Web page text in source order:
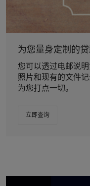
为您量身定制的
您可以透过电邮说
照片和现有的文件
为您打点一切。
立即查询